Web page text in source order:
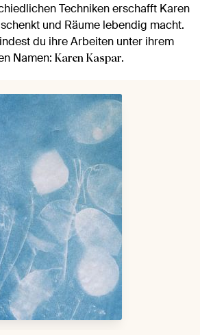
Techniken erschafft Karen
und Räume lebendig macht.
du ihre Arbeiten unter ihrem
Namen: Karen Kaspar.